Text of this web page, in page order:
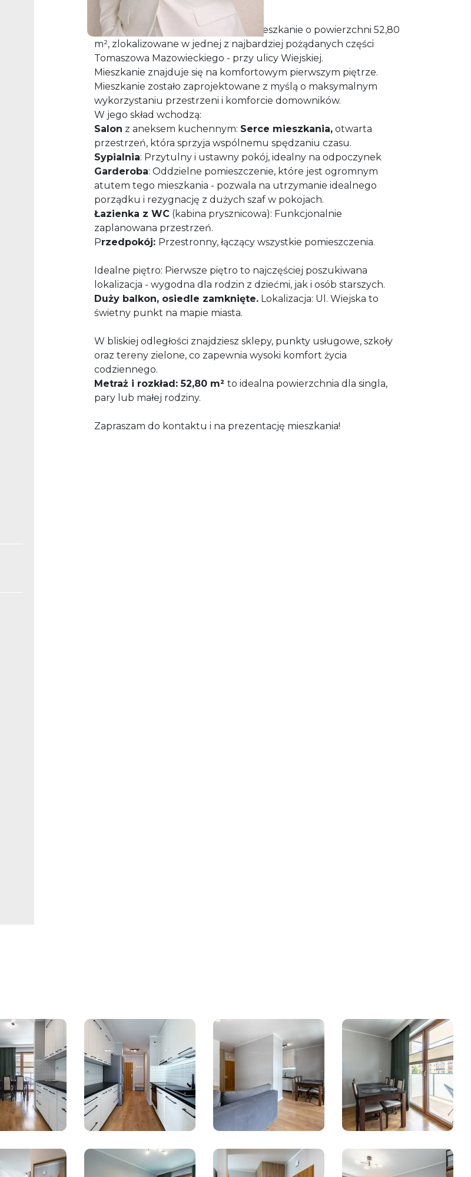
Tomaszów Maz., ul. Wiejska
Na sprzedaż wyjątkowo ustawne mieszkanie o powierzchni 52,80
m², zlokalizowane w jednej z najbardziej pożądanych części
Tomaszowa Mazowieckiego - przy ulicy Wiejskiej.
Mieszkanie znajduje się na komfortowym pierwszym piętrze.
Mieszkanie zostało zaprojektowane z myślą o maksymalnym
wykorzystaniu przestrzeni i komforcie domowników.
W jego skład wchodzą:
Salon z aneksem kuchennym: Serce mieszkania, otwarta
przestrzeń, która sprzyja wspólnemu spędzaniu czasu.
Sypialnia: Przytulny i ustawny pokój, idealny na odpoczynek
Garderoba: Oddzielne pomieszczenie, które jest ogromnym
atutem tego mieszkania - pozwala na utrzymanie idealnego
porządku i rezygnację z dużych szaf w pokojach.
Łazienka z WC (kabina prysznicowa): Funkcjonalnie
zaplanowana przestrzeń.
Przedpokój: Przestronny, łączący wszystkie pomieszczenia.
Idealne piętro: Pierwsze piętro to najczęściej poszukiwana
lokalizacja - wygodna dla rodzin z dziećmi, jak i osób starszych.
Duży balkon, osiedle zamknięte. Lokalizacja: Ul. Wiejska to
świetny punkt na mapie miasta.
W bliskiej odległości znajdziesz sklepy, punkty usługowe, szkoły
oraz tereny zielone, co zapewnia wysoki komfort życia
codziennego.
Metraż i rozkład: 52,80 m² to idealna powierzchnia dla singla,
pary lub małej rodziny.
Zapraszam do kontaktu i na prezentację mieszkania!